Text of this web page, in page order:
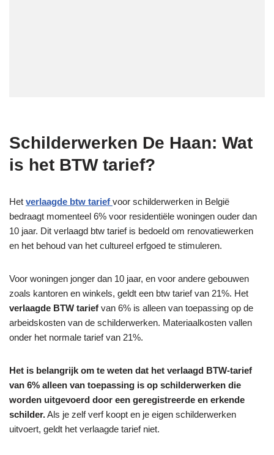
Schilderwerken De Haan: Wat
is het BTW tarief?
Het verlaagde btw tarief voor schilderwerken in België
bedraagt ​​momenteel 6% voor residentiële woningen ouder dan
10 jaar. Dit verlaagd btw tarief is bedoeld om renovatiewerken
en het behoud van het cultureel erfgoed te stimuleren.
Voor woningen jonger dan 10 jaar, en voor andere gebouwen
zoals kantoren en winkels, geldt een btw tarief van 21%. Het
verlaagde BTW tarief van 6% is alleen van toepassing op de
arbeidskosten van de schilderwerken. Materiaalkosten vallen
onder het normale tarief van 21%.
Het is belangrijk om te weten dat het verlaagd BTW-tarief
van 6% alleen van toepassing is op schilderwerken die
worden uitgevoerd door een geregistreerde en erkende
schilder.Als je zelf verf koopt en je eigen schilderwerken
uitvoert, geldt het verlaagde tarief niet.